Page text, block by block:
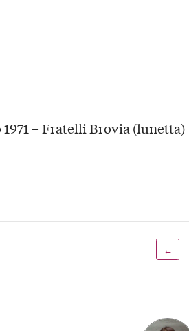
– Fratelli Brovia (lunetta)
←